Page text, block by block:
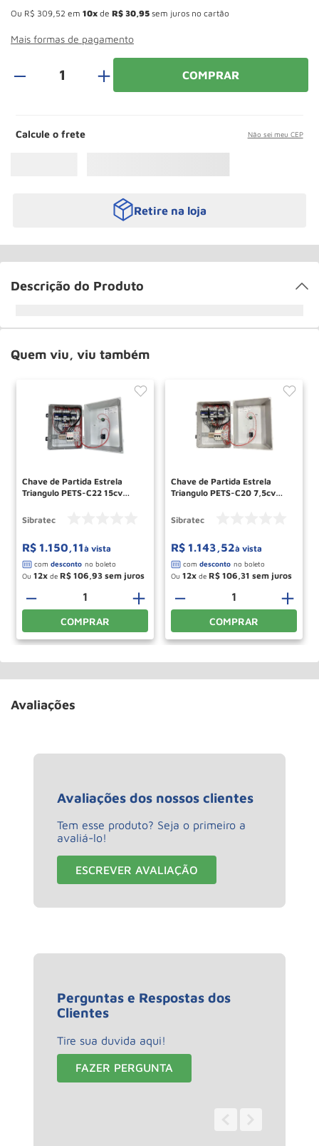
Ou R$ 309 52 em 10 de R$ 30 95 sem juros no cartão
Mais formas de pagamento
＋ COMPRAR
Calcule o frete Não sei meu CEP
Retire na loja
Descrição do Produto
Quem viu, viu também
Chave de Partida Estrela
Triangulo PETS-C22 15cv
SIBRATEC
Sibratec
R$ 1.150,11à vista
Ou 12 de R$ 106,93
＋
－
COMPRAR
Chave de Partida Estrela
Triangulo PETS-C20 7,5cv
SIBRATEC
Sibratec
R$ 1.143,52à vista
Ou 12 de R$ 106,31
＋
－
COMPRAR
Avaliações
Avaliações dos nossos clientes
Tem esse produto? Seja o primeiro a
avaliá-lo!
ESCREVER AVALIAÇÃO
Perguntas e Respostas dos
Clientes
Tire sua duvida aqui!
FAZER PERGUNTA
10º Rodizio